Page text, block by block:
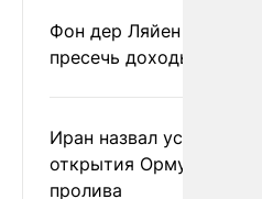
Фон дер Ляйен
пресечь доходы России
Иран назвал условие
открытия Ормузского
пролива